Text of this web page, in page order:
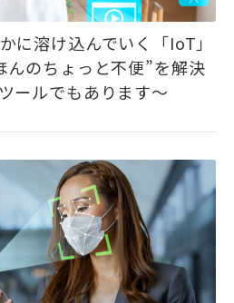
に溶け込んでいく「IoT」
んのちょっと不便”を解決
ールでもあります～